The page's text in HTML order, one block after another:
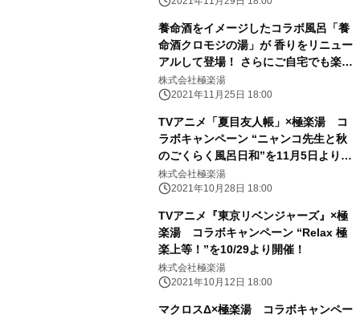
養命酒をイメージしたコラボ風呂「養
命酒クロモジの湯」が 香りをリニュー
アルして登場！ さらにご自宅でも楽し
める入浴料「クロモジの香り湯」を特
別販売。
株式会社極楽湯
2021年11月25日 18:00
TVアニメ「夏目友人帳」×極楽湯 コ
ラボキャンペーン “ニャンコ先生と秋
のごくらく風呂日和”を11月5日より開
催！
株式会社極楽湯
2021年10月28日 18:00
TVアニメ『東京リベンジャーズ』×極
楽湯 コラボキャンペーン “Relax 極
楽上等！”を10/29より開催！
株式会社極楽湯
2021年10月12日 18:00
マクロスΔ×極楽湯 コラボキャンペー